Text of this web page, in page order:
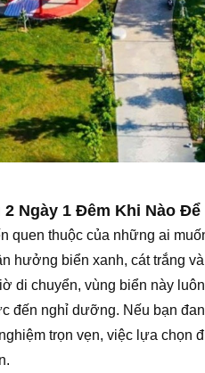
Ngày 1 Đêm Khi Nào
quen thuộc của những ai
hưởng biển xanh, cát trắng
di chuyển, vùng biển này
đến nghỉ dưỡng. Nếu bạn
trọn vẹn, việc lựa chọn